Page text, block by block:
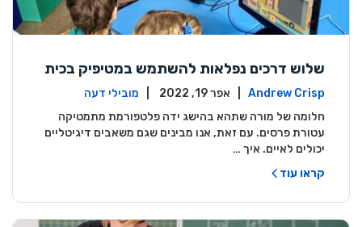
שלוש דרכים נפלאות להשתמש במטיפיק בכית
ה
Andrew Crisp
מובילי דעה
חלומה של מורה שתהא בהישג ידה פלטפורמת מתמטיקה
עטורת פרסים. עם זאת, אנו מבינים שגם משאבים דיגיטליים
יכולים לאיים. איך …
קראו עוד